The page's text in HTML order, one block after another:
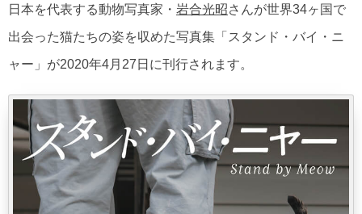
日本を代表する動物写真家・ 岩合光昭さんが世界34ヶ国で
出会った猫たちの姿を収めた写真集「スタンド・バイ・ニ
ャー」が2020年4月27日に刊行されます。